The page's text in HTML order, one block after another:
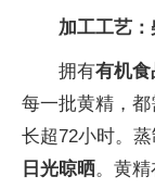
加工工艺
拥有有机
每一批黄精，
长超72小时。
日光晾晒。黄